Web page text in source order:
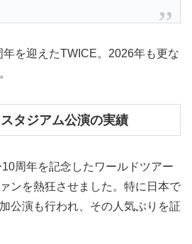
を迎えたTWICE。2026年も更な
タジアム公演の実績
周年を記念したワールドツアー
ンを熱狂させました。特に日本で
公演も行われ、その人気ぶりを証